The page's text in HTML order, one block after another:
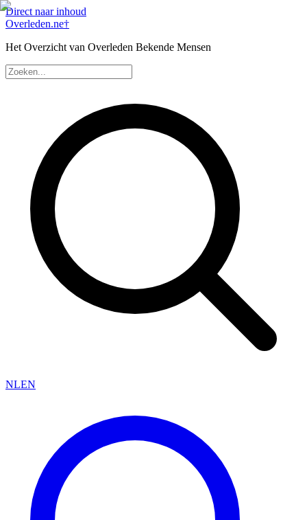
Direct naar inhoud
Overleden.ne†
Het Overzicht van Overleden Bekende Mensen
NLEN